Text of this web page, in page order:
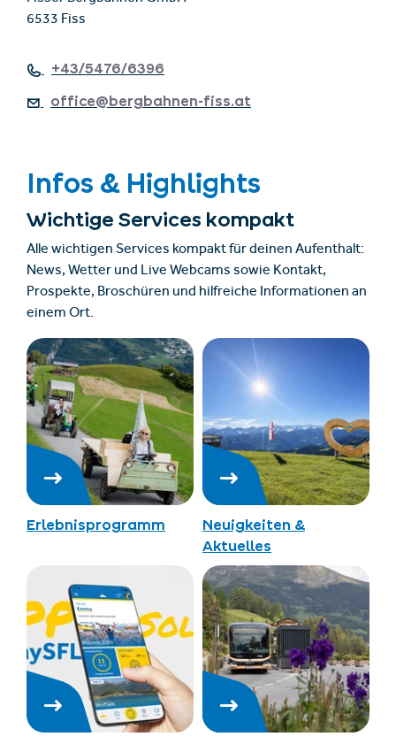
6533 Fiss
+43/5476/6396
office@bergbahnen-fiss.at
Infos & Highlights
Wichtige Services kompakt
Alle wichtigen Services kompakt für deinen Aufenthalt:
News, Wetter und Live Webcams sowie Kontakt,
Prospekte, Broschüren und hilfreiche Informationen an
einem Ort.
Erlebnisprogramm
Neuigkeiten &
Aktuelles